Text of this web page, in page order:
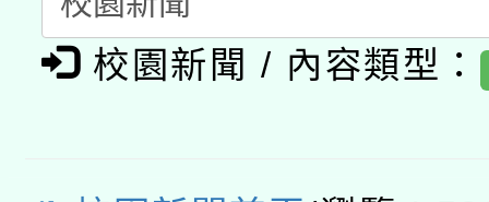
用水績優單位及節水達
桃園市孔廟祈福系列
2026年桃園地景藝術
校園新聞 / 內容類型：